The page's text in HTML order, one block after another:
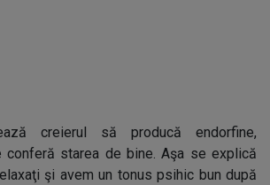
creierul să producă endorfine,
conferă starea de bine. Aşa se explică
şi avem un tonus psihic bun după